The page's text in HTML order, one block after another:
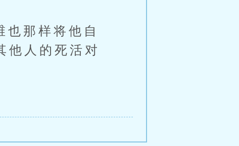
那样将他自
他人的死活对